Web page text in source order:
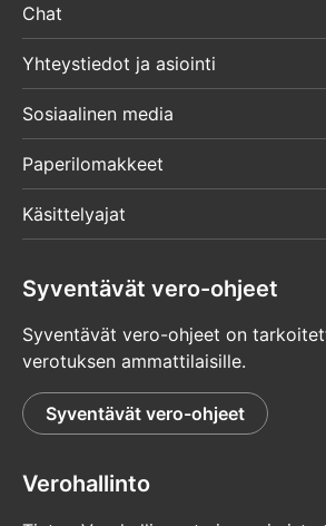
Chat
Yhteystiedot ja asiointi
Sosiaalinen media
Paperilomakkeet
Käsittelyajat
Syventävät vero-ohjeet
Syventävät vero-ohjeet on
verotuksen ammattilaisille.
Syventävät vero-ohjeet
Verohallinto